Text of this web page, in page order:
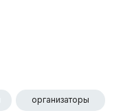
организаторы